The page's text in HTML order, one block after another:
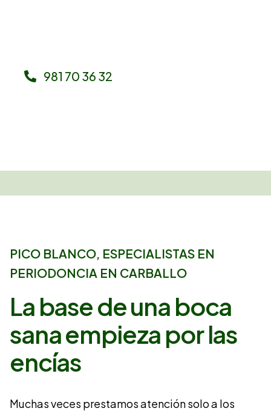
981 70 36 32
PICO BLANCO, ESPECIALISTAS EN
PERIODONCIA EN CARBALLO
La base de una boca
sana empieza por las
encías
Muchas veces prestamos atención solo a los